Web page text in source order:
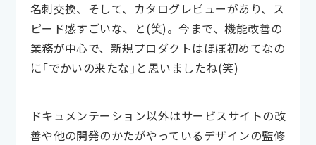
名刺交換、そして、カタログレビューがあり、ス
ピード感すごいな、と(笑)。今まで、機能改善の
業務が中心で、新規プロダクトはほぼ初めてなの
に「でかいの来たな」と思いましたね(笑)
ドキュメンテーション以外はサービスサイトの改
善や他の開発のかたがやっているデザインの監修